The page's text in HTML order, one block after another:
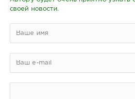
своей новости.